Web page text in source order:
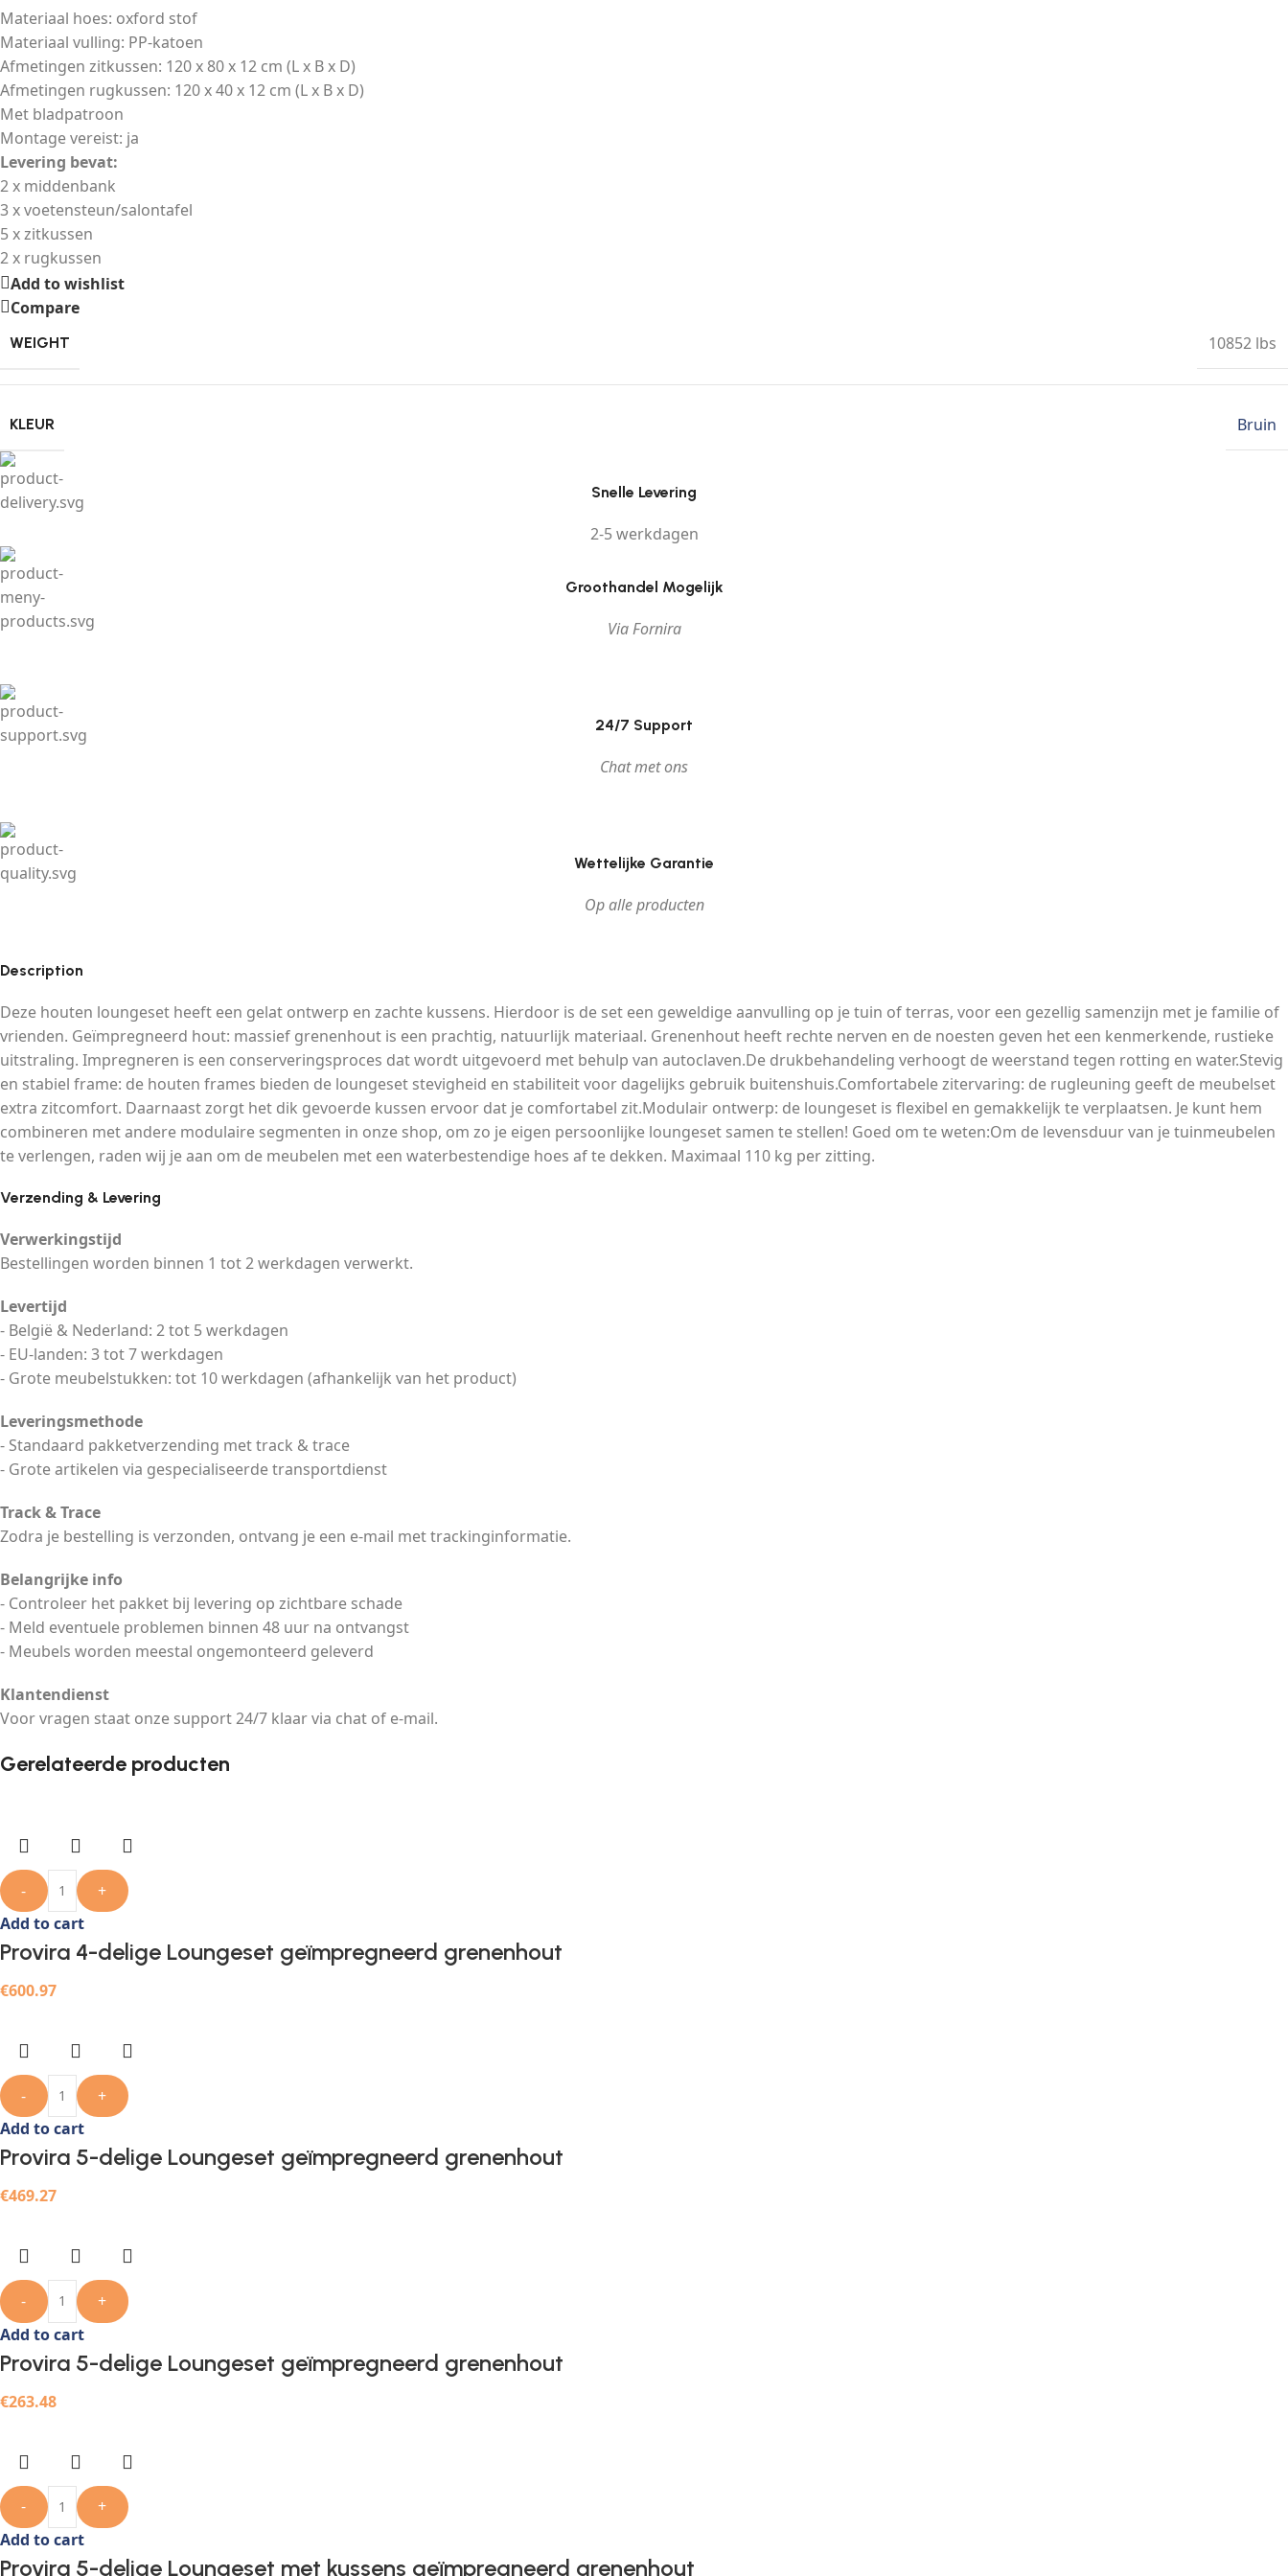
Materiaal hoes: oxford stof
Materiaal vulling: PP-katoen
Afmetingen zitkussen: 120 x 80 x 12 cm (L x B x D)
Afmetingen rugkussen: 120 x 40 x 12 cm (L x B x D)
Met bladpatroon
Montage vereist: ja
Levering bevat:
2 x middenbank
3 x voetensteun/salontafel
5 x zitkussen
2 x rugkussen
Add to wishlist
Compare
WEIGHT 10852 lbs
KLEUR Bruin
Snelle Levering
2-5 werkdagen
Groothandel Mogelijk
Via Fornira
24/7 Support
Chat met ons
Wettelijke Garantie
Op alle producten
Description
Deze houten loungeset heeft een gelat ontwerp en zachte kussens. Hierdoor is de set een geweldige aanvulling op je tuin of terras, voor een gezellig samenzijn met je familie of
vrienden. Geïmpregneerd hout: massief grenenhout is een prachtig, natuurlijk materiaal. Grenenhout heeft rechte nerven en de noesten geven het een kenmerkende, rustieke
uitstraling. Impregneren is een conserveringsproces dat wordt uitgevoerd met behulp van autoclaven.De drukbehandeling verhoogt de weerstand tegen rotting en water.Stevig
en stabiel frame: de houten frames bieden de loungeset stevigheid en stabiliteit voor dagelijks gebruik buitenshuis.Comfortabele zitervaring: de rugleuning geeft de meubelset
extra zitcomfort. Daarnaast zorgt het dik gevoerde kussen ervoor dat je comfortabel zit.Modulair ontwerp: de loungeset is flexibel en gemakkelijk te verplaatsen. Je kunt hem
combineren met andere modulaire segmenten in onze shop, om zo je eigen persoonlijke loungeset samen te stellen! Goed om te weten:Om de levensduur van je tuinmeubelen
te verlengen, raden wij je aan om de meubelen met een waterbestendige hoes af te dekken. Maximaal 110 kg per zitting.
Verzending & Levering
Verwerkingstijd
Bestellingen worden binnen 1 tot 2 werkdagen verwerkt.
Levertijd
- België & Nederland: 2 tot 5 werkdagen
- EU-landen: 3 tot 7 werkdagen
- Grote meubelstukken: tot 10 werkdagen (afhankelijk van het product)
Leveringsmethode
- Standaard pakketverzending met track & trace
- Grote artikelen via gespecialiseerde transportdienst
Track & Trace
Zodra je bestelling is verzonden, ontvang je een e-mail met trackinginformatie.
Belangrijke info
- Controleer het pakket bij levering op zichtbare schade
- Meld eventuele problemen binnen 48 uur na ontvangst
- Meubels worden meestal ongemonteerd geleverd
Klantendienst
Voor vragen staat onze support 24/7 klaar via chat of e-mail.
Gerelateerde producten
-
+
Add to cart
Provira 4-delige Loungeset geïmpregneerd grenenhout
€600.97
-
+
Add to cart
Provira 5-delige Loungeset geïmpregneerd grenenhout
€469.27
-
+
Add to cart
Provira 5-delige Loungeset geïmpregneerd grenenhout
€263.48
-
+
Add to cart
Provira 5-delige Loungeset met kussens geïmpregneerd grenenhout